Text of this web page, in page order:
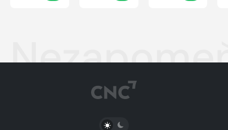
PŘEPNOUT SVĚTLÝ/TMAVÝ REŽIM